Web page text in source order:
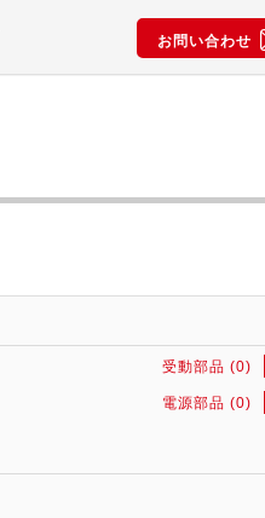
お問い合わせ
受動部品 (0)
電源部品 (0)